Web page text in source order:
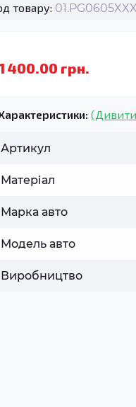
товару:
400.00 грн.
Артикул
Матеріал
Марка авто
Модель авто
Виробництво